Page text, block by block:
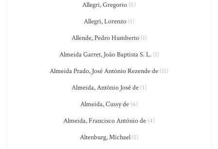
Allegri, Gregorio (5)
Allegri, Lorenzo (1)
Allende, Pedro Humberto(1)
Almeida Garret, João Baptista S. L.(1)
Almeida Prado, José Antônio Rezende de (11)
Almeida, Antônio José de (1)
Almeida, Cussy de (6)
Almeida, Francisco António de (4)
Altenburg, Michael (1)